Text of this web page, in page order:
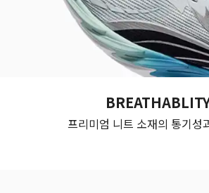
프리미엄 니트 소재의 통기성